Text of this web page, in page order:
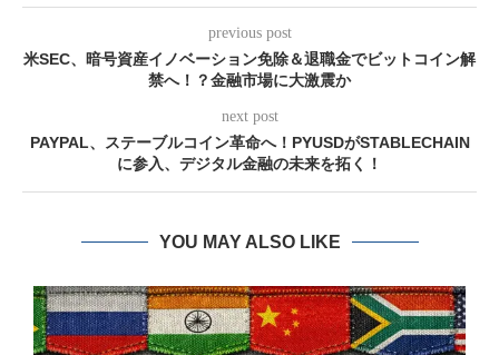
previous post
米SEC、暗号資産イノベーション免除＆退職金でビットコイン解
禁へ！？金融市場に大激震か
next post
PAYPAL、ステーブルコイン革命へ！PYUSDがSTABLECHAIN
に参入、デジタル金融の未来を拓く！
YOU MAY ALSO LIKE